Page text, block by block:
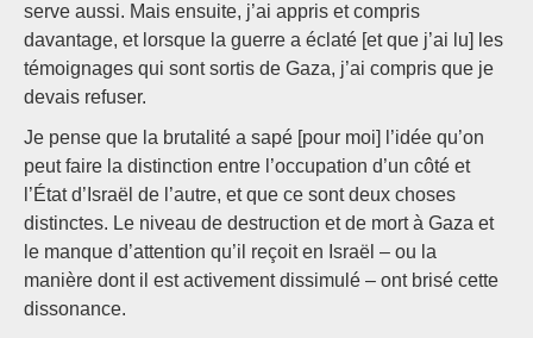
serve aussi. Mais ensuite, j’ai appris et compris
davantage, et lorsque la guerre a éclaté [et que j’ai lu] les
témoignages qui sont sortis de Gaza, j’ai compris que je
devais refuser.
Je pense que la brutalité a sapé [pour moi] l’idée qu’on
peut faire la distinction entre l’occupation d’un côté et
l’État d’Israël de l’autre, et que ce sont deux choses
distinctes. Le niveau de destruction et de mort à Gaza et
le manque d’attention qu’il reçoit en Israël – ou la
manière dont il est activement dissimulé – ont brisé cette
dissonance.